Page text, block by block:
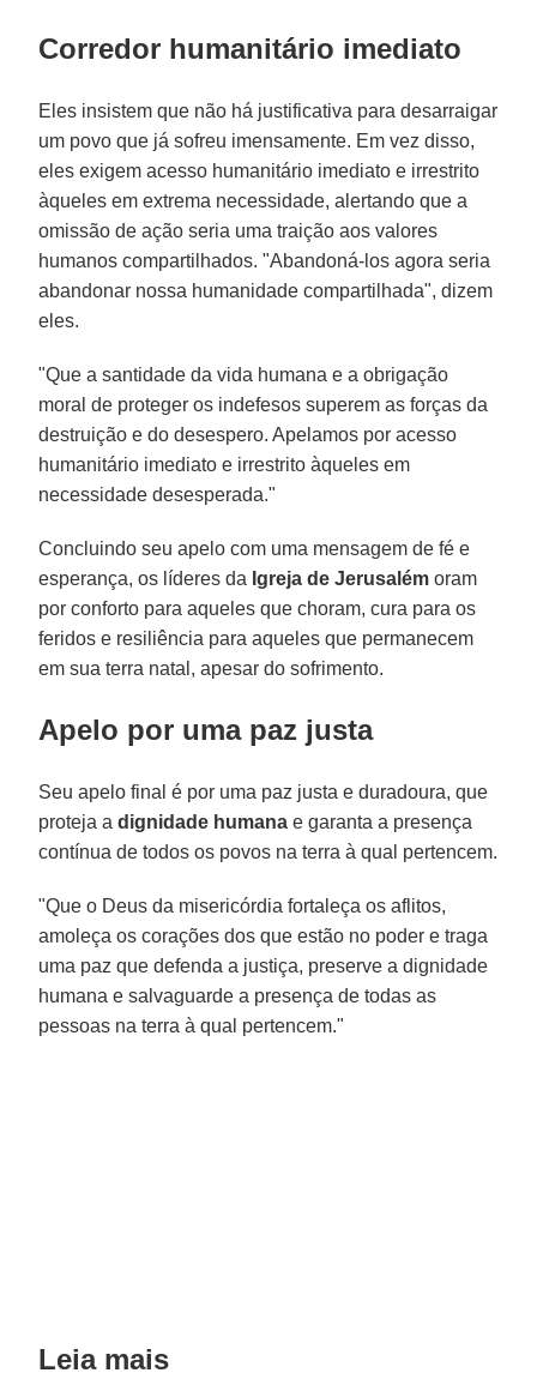
Corredor humanitário imediato
Eles insistem que não há justificativa para desarraigar
um povo que já sofreu imensamente. Em vez disso,
eles exigem acesso humanitário imediato e irrestrito
àqueles em extrema necessidade, alertando que a
omissão de ação seria uma traição aos valores
humanos compartilhados. "Abandoná-los agora seria
abandonar nossa humanidade compartilhada", dizem
eles.
"Que a santidade da vida humana e a obrigação
moral de proteger os indefesos superem as forças da
destruição e do desespero. Apelamos por acesso
humanitário imediato e irrestrito àqueles em
necessidade desesperada."
Concluindo seu apelo com uma mensagem de fé e
esperança, os líderes da Igreja de Jerusalém oram
por conforto para aqueles que choram, cura para os
feridos e resiliência para aqueles que permanecem
em sua terra natal, apesar do sofrimento.
Apelo por uma paz justa
Seu apelo final é por uma paz justa e duradoura, que
proteja adignidade humana e garanta a presença
contínua de todos os povos na terra à qual pertencem.
"Que o Deus da misericórdia fortaleça os aflitos,
amoleça os corações dos que estão no poder e traga
uma paz que defenda a justiça, preserve a dignidade
humana e salvaguarde a presença de todas as
pessoas na terra à qual pertencem."
Leia mais